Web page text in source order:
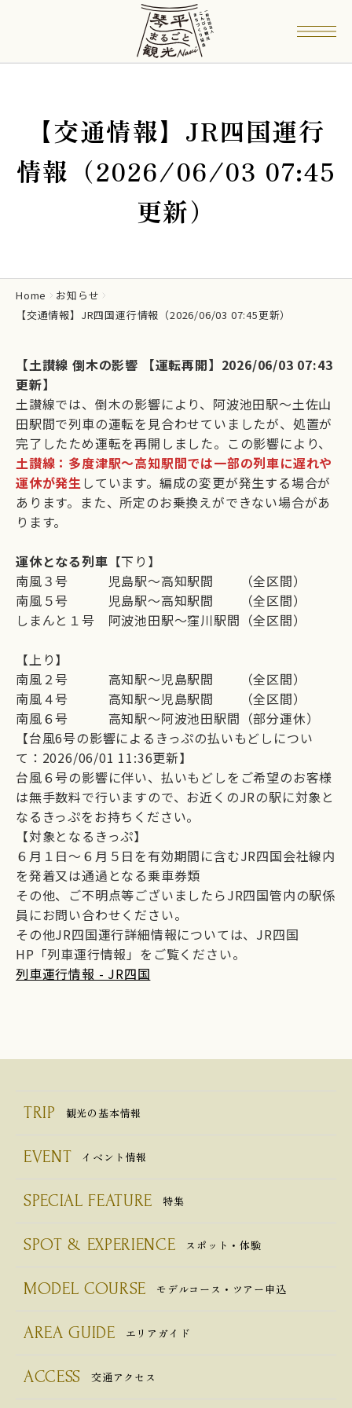
【交通情報】JR四国運行
情報（2026/06/03 07:45
更新）
Home
お知らせ
【交通情報】JR四国運行情報（2026/06/03 07:45更新）
【土讃線 倒木の影響 【運転再開】2026/06/03 07:43
更新】
土讃線では、倒木の影響により、阿波池田駅～土佐山
田駅間で列車の運転を見合わせていましたが、処置が
完了したため運転を再開しました。この影響により、
土讃線：多度津駅～高知駅間では一部の列車に遅れや
運休が発生しています。編成の変更が発生する場合が
あります。また、所定のお乗換えができない場合があ
ります。
運休となる列車 【下り】
南風３号 児島駅～高知駅間 （全区間）
南風５号 児島駅～高知駅間 （全区間）
しまんと１号 阿波池田駅～窪川駅間（全区間）
【上り】
南風２号 高知駅～児島駅間 （全区間）
南風４号 高知駅～児島駅間 （全区間）
南風６号 高知駅～阿波池田駅間（部分運休）
【台風6号の影響によるきっぷの払いもどしについ
て：2026/06/01 11:36更新】
台風６号の影響に伴い、払いもどしをご希望のお客様
は無手数料で行いますので、お近くのJRの駅に対象と
なるきっぷをお持ちください。
【対象となるきっぷ】
６月１日～６月５日を有効期間に含むJR四国会社線内
を発着又は通過となる乗車券類
その他、ご不明点等ございましたらJR四国管内の駅係
員にお問い合わせください。
その他JR四国運行詳細情報については、JR四国
HP「列車運行情報」をご覧ください。
列車運行情報 - JR四国
TRIP 観光の基本情報
EVENT イベント情報
SPECIAL FEATURE 特集
SPOT & EXPERIENCE スポット・体験
MODEL COURSE モデルコース・ツアー申込
AREA GUIDE エリアガイド
ACCESS 交通アクセス